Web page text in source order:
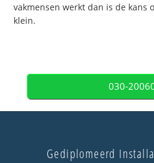
vakmensen werkt dan is de kans
klein.
030-
Gediplomeerd